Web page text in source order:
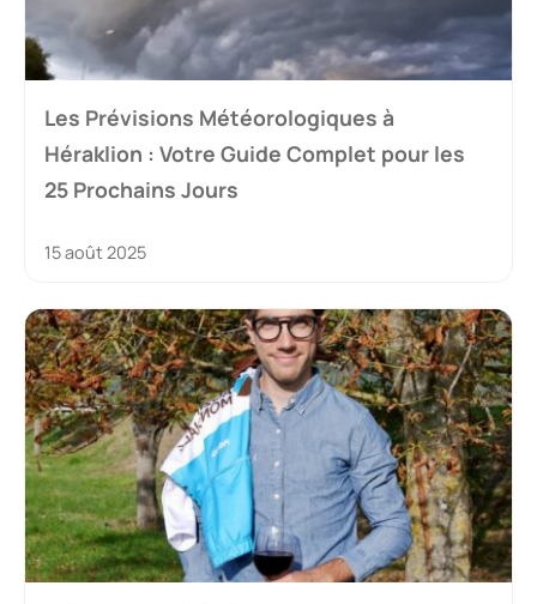
Les Prévisions Météorologiques à
Héraklion : Votre Guide Complet pour les
25 Prochains Jours
15 août 2025